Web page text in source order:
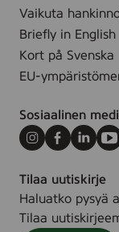
Vaikuta
Briefly in English
Kort på Svenska
EU-
Sosiaalinen
Instagram
Facebook
Tilaa uutiskirje
Haluatko pysyä
Tilaa